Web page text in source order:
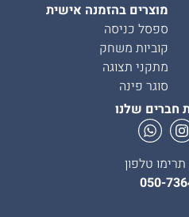
מוצרים בהזמנה אישית
ספסל כניסה
קוביות משחק
מתקני תצוגה
סוגר פינה
חברים שלנו
טלפון
050-